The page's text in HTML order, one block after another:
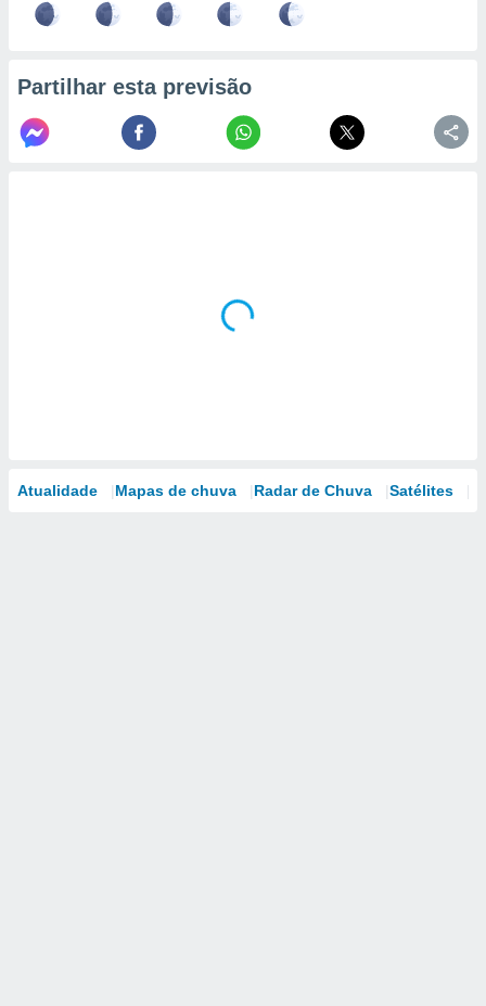
Partilhar esta previsão
Atualidade Mapas de chuva Radar de Chuva Satélites